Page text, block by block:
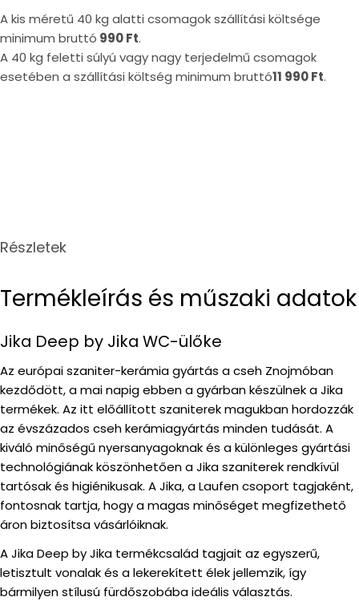
A kis méretű 40 kg alatti csomagok szállítási költsége
minimum bruttó 990 Ft.
A 40 kg feletti súlyú vagy nagy terjedelmű csomagok
esetében a szállítási költség minimum bruttó11 990 Ft.
Részletek
Termékleírás és műszaki adatok
Jika Deep by Jika WC-ülőke
Az európai szaniter-kerámia gyártás a cseh Znojmóban
kezdődött, a mai napig ebben a gyárban készülnek a Jika
termékek. Az itt előállított szaniterek magukban hordozzák
az évszázados cseh kerámiagyártás minden tudását. A
kiváló minőségű nyersanyagoknak és a különleges gyártási
technológiának köszönhetően a Jika szaniterek rendkívül
tartósak és higiénikusak. A Jika, a Laufen csoport tagjaként,
fontosnak tartja, hogy a magas minőséget megfizethető
áron biztosítsa vásárlóiknak.
A Jika Deep by Jika termékcsalád tagjait az egyszerű,
letisztult vonalak és a lekerekített élek jellemzik, így
bármilyen stílusú fürdőszobába ideális választás.